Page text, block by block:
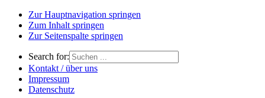
Zur Hauptnavigation springen
Zum Inhalt springen
Zur Seitenspalte springen
Search for:
Kontakt / über uns
Impressum
Datenschutz